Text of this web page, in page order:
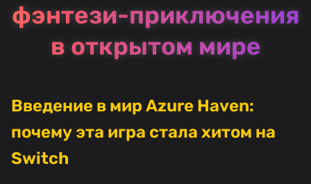
фэнтези-приключения
в открытом мире
Введение в мир Azure Haven:
почему эта игра стала хитом на
Switch